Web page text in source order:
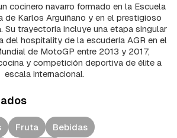
cocinero navarro formado en la Escuela
de Karlos Arguiñano y en el prestigioso
Su trayectoria incluye una etapa singular
del hospitality de la escudería AGR en el
de MotoGP entre 2013 y 2017,
y competición deportiva de élite a
escala internacional.
Fruta
Bebidas